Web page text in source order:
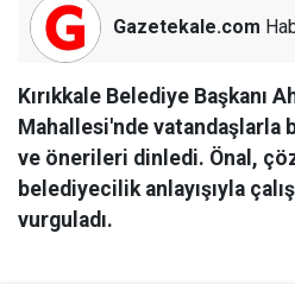
Gazetekale.com
Kırıkkale Belediye Başkanı
Mahallesi'nde vatandaşlarla
ve önerileri dinledi. Önal,
belediyecilik anlayışıyla
vurguladı.